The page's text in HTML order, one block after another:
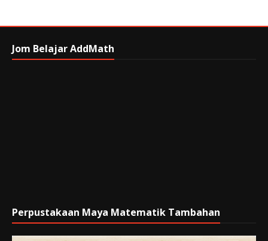
Jom Belajar AddMath
Perpustakaan Maya Matematik Tambahan